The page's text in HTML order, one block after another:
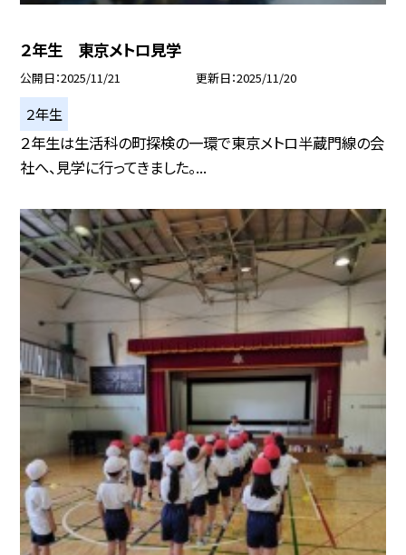
２年生 東京メトロ見学
公開日 2025/11/21 更新日 2025/11/20
２年生
２年生は生活科の町探検の一環で東京メトロ半蔵門線の会
社へ、見学に行ってきました。...